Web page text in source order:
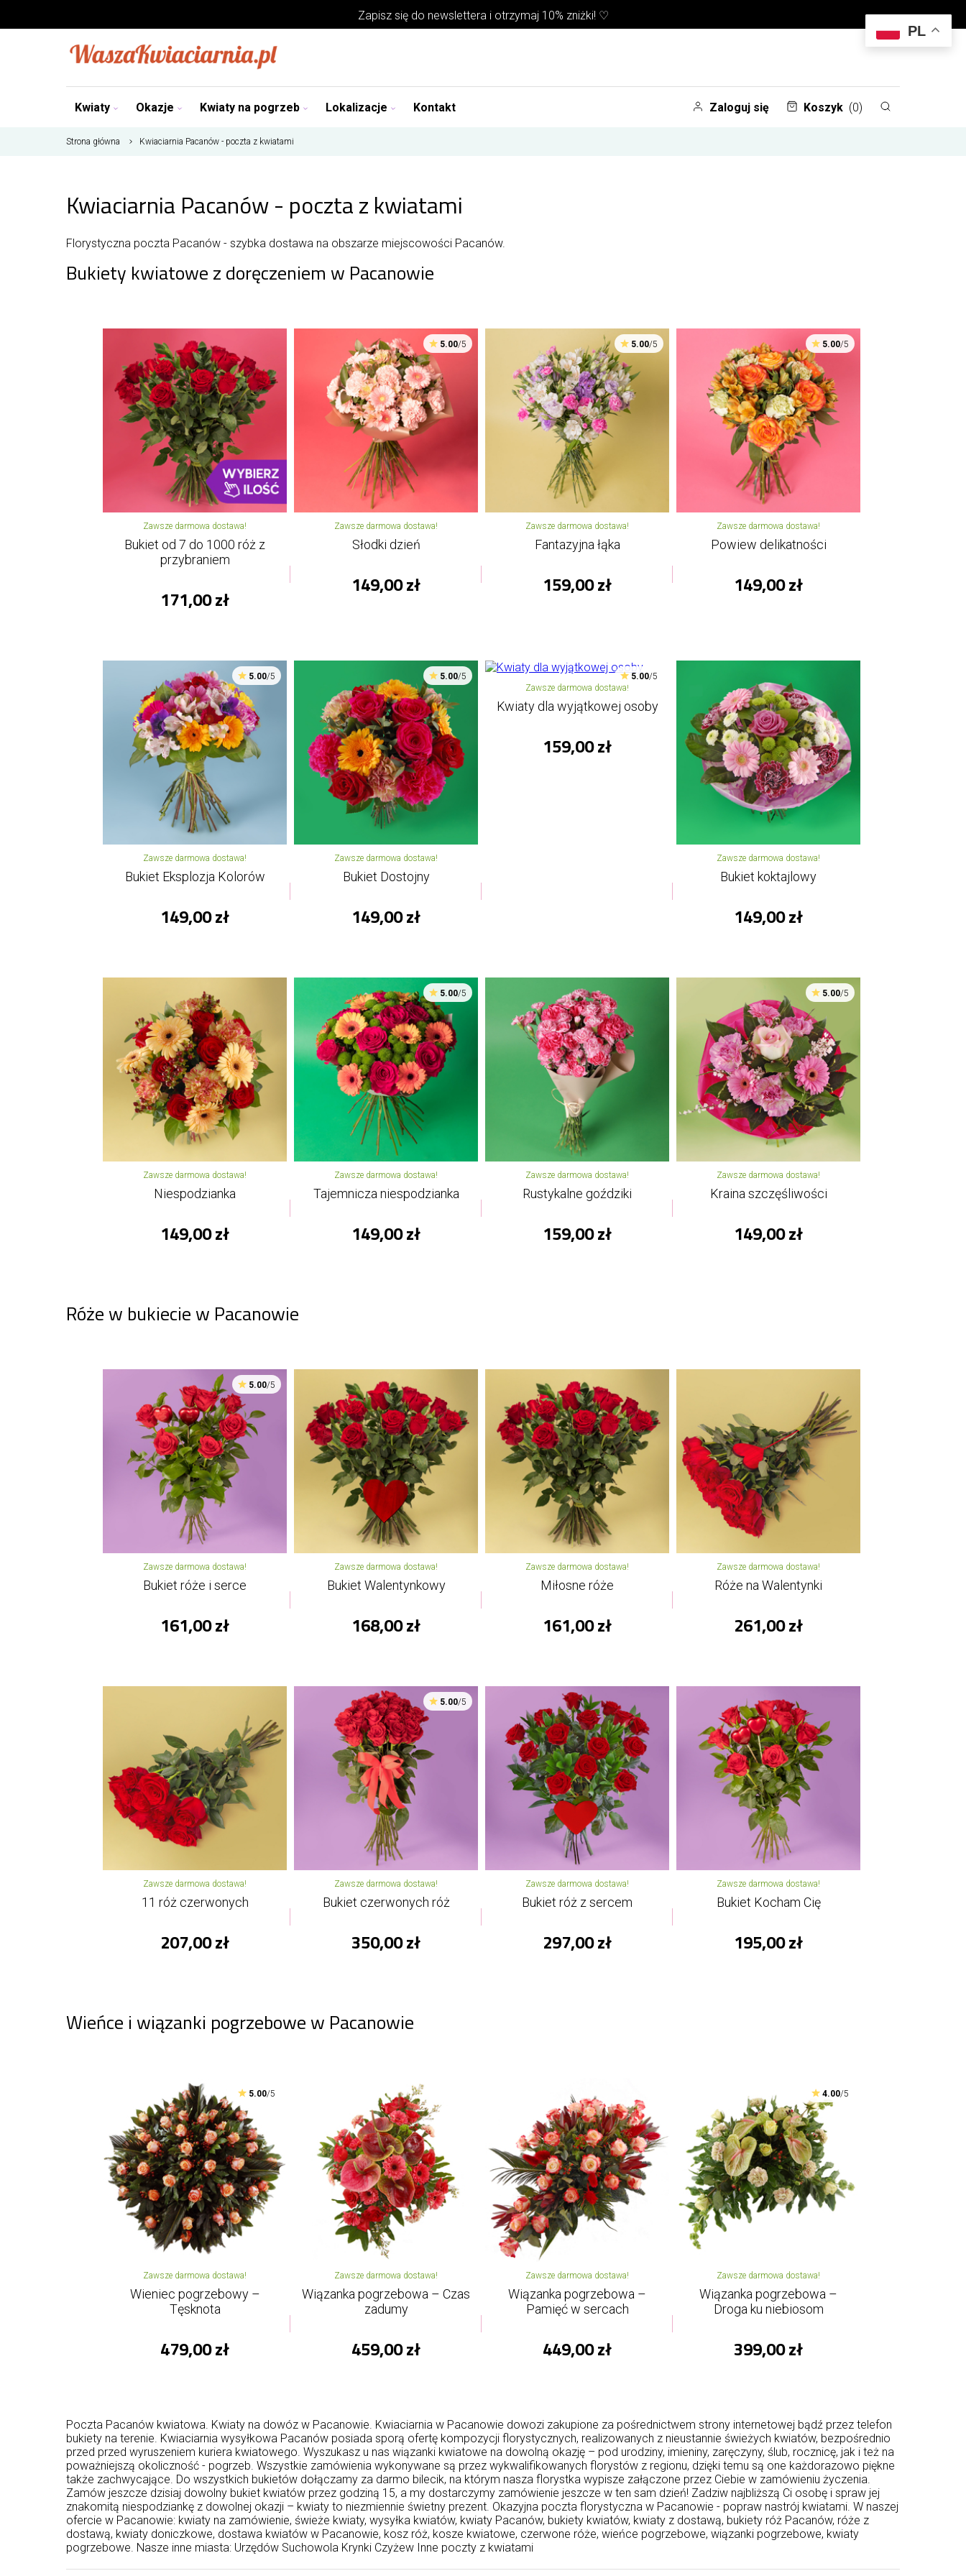
Zapisz się do newsletterai otrzymaj 10% zniżki! ♡
Kwiaty Okazje Kwiaty na pogrzeb Lokalizacje Kontakt Zaloguj się Koszyk (0)
Strona główna Kwiaciarnia Pacanów - poczta z kwiatami
Kwiaciarnia Pacanów - poczta z kwiatami
Florystyczna poczta Pacanów - szybka dostawa na obszarze miejscowości Pacanów.
Bukiety kwiatowe z doręczeniem w Pacanowie
Zawsze darmowa dostawa!
Bukiet od 7 do 1000 róż z
przybraniem
171,00 zł
5.00/5
Zawsze darmowa dostawa!
Słodki dzień
149,00 zł
5.00/5
Zawsze darmowa dostawa!
Fantazyjna łąka
159,00 zł
5.00/5
Zawsze darmowa dostawa!
Powiew delikatności
149,00 zł
5.00/5
Zawsze darmowa dostawa!
Bukiet Eksplozja Kolorów
149,00 zł
5.00/5
Zawsze darmowa dostawa!
Bukiet Dostojny
149,00 zł
5.00/5
Zawsze darmowa dostawa!
Kwiaty dla wyjątkowej osoby
159,00 zł
Zawsze darmowa dostawa!
Bukiet koktajlowy
149,00 zł
Zawsze darmowa dostawa!
Niespodzianka
149,00 zł
5.00/5
Zawsze darmowa dostawa!
Tajemnicza niespodzianka
149,00 zł
Zawsze darmowa dostawa!
Rustykalne goździki
159,00 zł
5.00/5
Zawsze darmowa dostawa!
Kraina szczęśliwości
149,00 zł
Róże w bukiecie w Pacanowie
5.00/5
Zawsze darmowa dostawa!
Bukiet róże i serce
161,00 zł
Zawsze darmowa dostawa!
Bukiet Walentynkowy
168,00 zł
Zawsze darmowa dostawa!
Miłosne róże
161,00 zł
Zawsze darmowa dostawa!
Róże na Walentynki
261,00 zł
Zawsze darmowa dostawa!
11 róż czerwonych
207,00 zł
5.00/5
Zawsze darmowa dostawa!
Bukiet czerwonych róż
350,00 zł
Zawsze darmowa dostawa!
Bukiet róż z sercem
297,00 zł
Zawsze darmowa dostawa!
Bukiet Kocham Cię
195,00 zł
Wieńce i wiązanki pogrzebowe w Pacanowie
5.00/5
Zawsze darmowa dostawa!
Wieniec pogrzebowy –
Tęsknota
479,00 zł
Zawsze darmowa dostawa!
Wiązanka pogrzebowa – Czas
zadumy
459,00 zł
Zawsze darmowa dostawa!
Wiązanka pogrzebowa –
Pamięć w sercach
449,00 zł
4.00/5
Zawsze darmowa dostawa!
Wiązanka pogrzebowa –
Droga ku niebiosom
399,00 zł
Poczta Pacanów kwiatowa. Kwiaty na dowóz w Pacanowie. Kwiaciarnia w Pacanowie dowozi zakupione za pośrednictwem strony internetowej bądź przez telefon
bukiety na terenie. Kwiaciarnia wysyłkowa Pacanów posiada sporą ofertę kompozycji florystycznych, realizowanych z nieustannie świeżych kwiatów, bezpośrednio
przed przed wyruszeniem kuriera kwiatowego. Wyszukasz u nas wiązanki kwiatowe na dowolną okazję – pod urodziny, imieniny, zaręczyny, ślub, rocznicę, jak i też na
poważniejszą okoliczność - pogrzeb. Wszystkie zamówienia wykonywane są przez wykwalifikowanych florystów z regionu, dzięki temu są one każdorazowo piękne
także zachwycające. Do wszystkich bukietów dołączamy za darmo bilecik, na którym nasza florystka wypisze załączone przez Ciebie w zamówieniu życzenia.
Zamów jeszcze dzisiaj dowolny bukiet kwiatów przez godziną 15, a my dostarczymy zamówienie jeszcze w ten sam dzień! Zadziw najbliższą Ci osobę i spraw jej
znakomitą niespodziankę z dowolnej okazji – kwiaty to niezmiennie świetny prezent. Okazyjna poczta florystyczna w Pacanowie - popraw nastrój kwiatami. W naszej
ofercie w Pacanowie: kwiaty na zamówienie, świeże kwiaty, wysyłka kwiatów, kwiaty Pacanów, bukiety kwiatów, kwiaty z dostawą, bukiety róż Pacanów, róże z
dostawą, kwiaty doniczkowe, dostawa kwiatów w Pacanowie, kosz róż, kosze kwiatowe, czerwone róże, wieńce pogrzebowe, wiązanki pogrzebowe, kwiaty
pogrzebowe. Nasze inne miasta: Urzędów Suchowola Krynki Czyżew Inne poczty z kwiatami
PL